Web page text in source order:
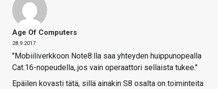
Age Of Computers
28.9.2017
"Mobiiliverkkoon Note8:lla saa yhteyden huippunopealla
Cat.16-nopeudella, jos vain operaattori sellaista tukee."
Epäilen kovasti tätä, sillä ainakin S8 osalta on toiminteita